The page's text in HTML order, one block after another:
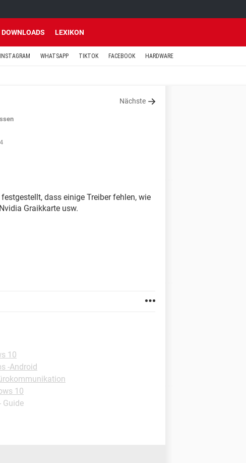
DOWNLOADS LEXIKON
INSTAGRAM WHATSAPP TIKTOK FACEBOOK HARDWARE
Nächste
dass einige Treiber fehlen, wie
Graikkarte usw.
10
-Android
10
Guide